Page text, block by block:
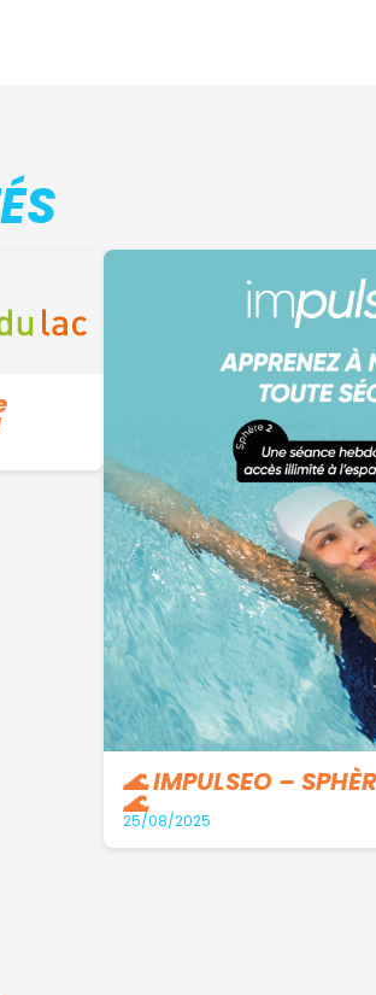
🌊 IMPULSEO –
🌊
25/08/2025